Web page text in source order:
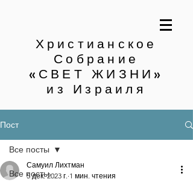
Христианское
Собрание
«СВЕТ ЖИЗНИ»
из Израиля
Пост
Все посты
Все посты
Самуил Лихтман
5 дек. 2023 г. 1 мин. чтения